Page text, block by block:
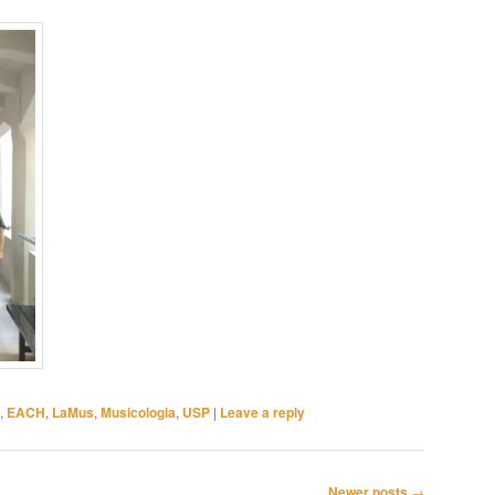
, EACH, LaMus, Musicologia, USP | Leave a reply
→